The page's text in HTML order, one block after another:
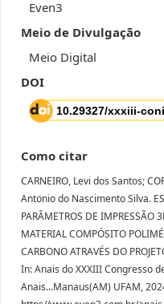
Even3
Meio de Divulgação
Meio Digital
DOI
Como citar
CARNEIRO, Levi dos Santos;
Antonio do Nascimento Silva.
PARÂMETROS DE IMPRESSÃO
MATERIAL COMPÓSITO
CARBONO ATRAVÉS DO
In: Anais do XXXIII Congresso
Anais...Manaus(AM) UFAM,